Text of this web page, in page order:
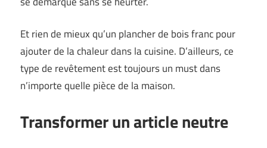
Et rien de mieux qu’un plancher de bois franc pour
ajouter de la chaleur dans la cuisine. D’ailleurs, ce
type de revêtement est toujours un must dans
n’importe quelle pièce de la maison.
Transformer un article neutre